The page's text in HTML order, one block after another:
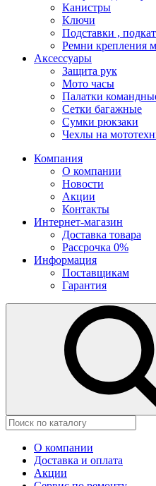
Канистры
Ключи
Подставки ,
Ремни крепления
Аксессуары
Защита рук
Мото часы
Палатки
Сетки багажные
Сумки рюкзаки
Чехлы на
Компания
О компании
Новости
Акции
Контакты
Интернет-магазин
Доставка товара
Рассрочка 0%
Информация
Поставщикам
Гарантия
О компании
Доставка и оплата
Акции